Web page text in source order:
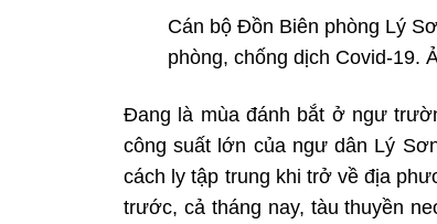
Cán bộ Đồn Biên phòng Lý
phòng, chống dịch Covid-19.
Đang là mùa đánh bắt ở ngư
công suất lớn của ngư dân Lý
cách ly tập trung khi trở về địa
trước, cả tháng nay, tàu thuyền